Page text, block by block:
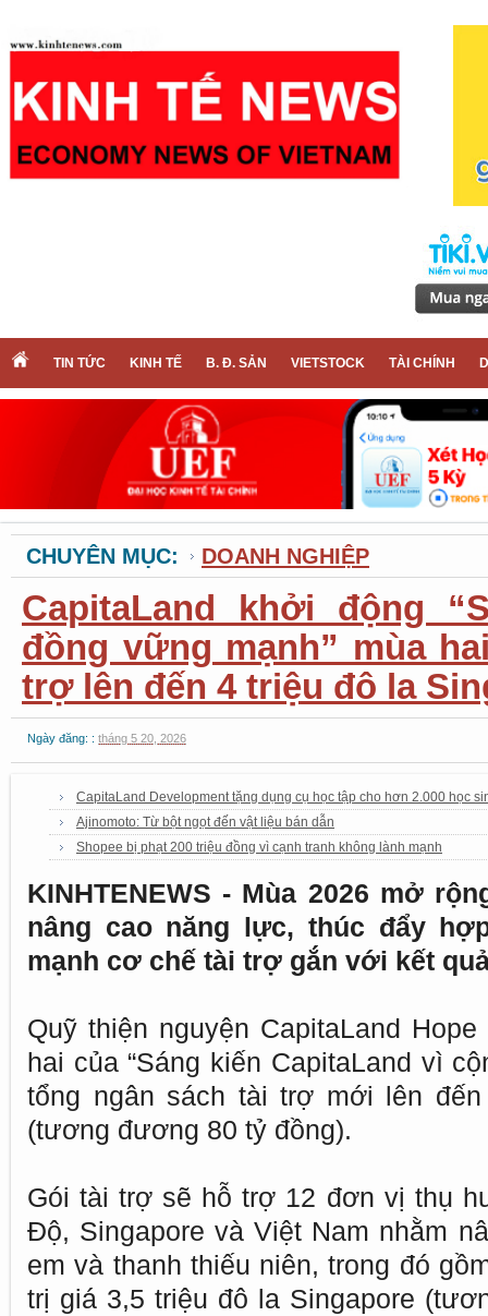
TIN TỨC KINH TẾ B. Đ. SẢN VIETSTOCK TÀI CHÍNH
CHUYÊN MỤC: DOANH NGHIỆP
CapitaLand khởi động
đồng vững mạnh” mùa
trợ lên đến 4 triệu đô la
Ngày đăng: : tháng 5 20, 2026
CapitaLand Development tặng dụng cụ học tập cho hơn 2.000 học
Ajinomoto: Từ bột ngọt đến vật liệu bán dẫn
Shopee bị phạt 200 triệu đồng vì cạnh tranh không lành mạnh
KINHTENEWS - Mùa 2026 mở
nâng cao năng lực, thúc đẩy
mạnh cơ chế tài trợ gắn với kết
Quỹ thiện nguyện CapitaLand
hai của “Sáng kiến CapitaLand vì
tổng ngân sách tài trợ mới lên
(tương đương 80 tỷ đồng).
Gói tài trợ sẽ hỗ trợ 12 đơn vị thụ
Độ, Singapore và Việt Nam nhằm
em và thanh thiếu niên, trong đó
trị giá 3,5 triệu đô la Singapore